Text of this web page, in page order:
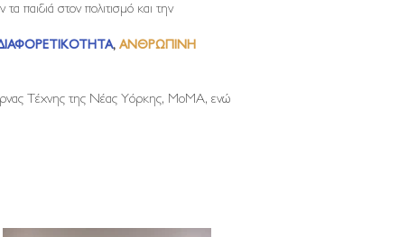
παιδιά στον πολιτισμό και την
, ANΘΡΩΠΙΝΗ
Τέχνης της Νέας Υόρκης, ΜοΜΑ, ενώ